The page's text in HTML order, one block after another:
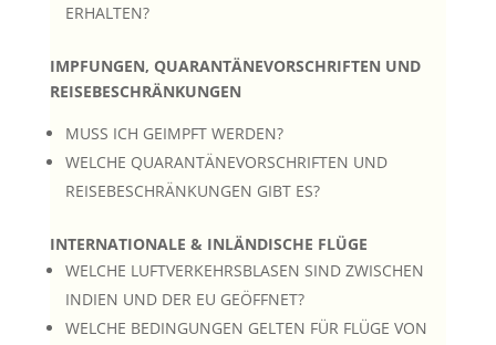
ERHALTEN?
IMPFUNGEN, QUARANTÄNEVORSCHRIFTEN UND
REISEBESCHRÄNKUNGEN
MUSS ICH GEIMPFT WERDEN?
WELCHE QUARANTÄNEVORSCHRIFTEN UND
REISEBESCHRÄNKUNGEN GIBT ES?
INTERNATIONALE & INLÄNDISCHE FLÜGE
WELCHE LUFTVERKEHRSBLASEN SIND ZWISCHEN
INDIEN UND DER EU GEÖFFNET?
WELCHE BEDINGUNGEN GELTEN FÜR FLÜGE VON